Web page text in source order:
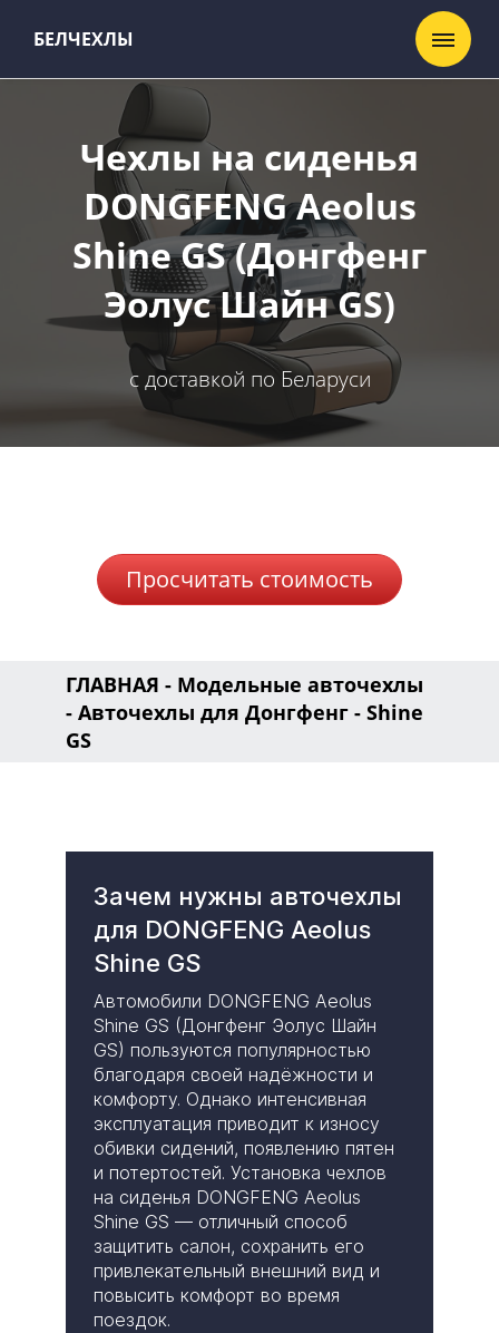
БЕЛЧЕХЛЫ
Чехлы на сиденья
DONGFENG Aeolus
Shine GS (Донгфенг
Эолус Шайн GS)
с доставкой по Беларуси
Просчитать стоимость
ГЛАВНАЯ - Модельные авточехлы
- Авточехлы для Донгфенг - Shine
GS
Зачем нужны авточехлы
для DONGFENG Aeolus
Shine GS
Автомобили DONGFENG Aeolus
Shine GS (Донгфенг Эолус Шайн
GS) пользуются популярностью
благодаря своей надёжности и
комфорту. Однако интенсивная
эксплуатация приводит к износу
обивки сидений, появлению пятен
и потертостей. Установка чехлов
на сиденья DONGFENG Aeolus
Shine GS — отличный способ
защитить салон, сохранить его
привлекательный внешний вид и
повысить комфорт во время
поездок.